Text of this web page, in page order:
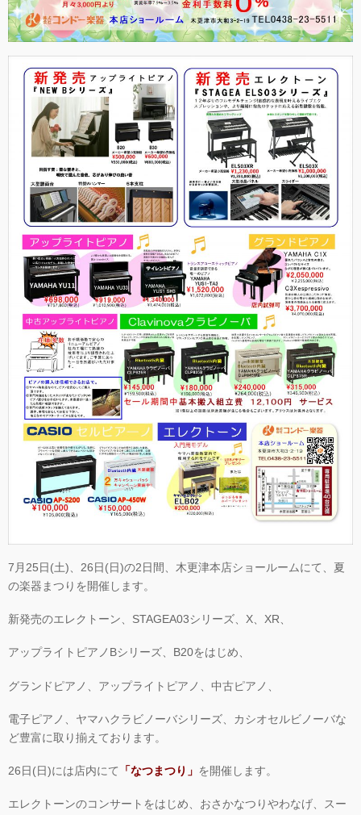
7月25日(土)、26日(日)の2日間、木更津本店ショールームにて、夏
の楽器まつりを開催します。
新発売のエレクトーン、STAGEA03シリーズ、X、XR、
アップライトピアノBシリーズ、B20をはじめ、
グランドピアノ、アップライトピアノ、中古ピアノ、
電子ピアノ、ヤマハクラビノーバシリーズ、カシオセルビノーバな
ど豊富に取り揃えております。
26日(日)には店内にて 「なつまつり」 を開催します。
エレクトーンのコンサートをはじめ、おさかなつりやわなげ、スー